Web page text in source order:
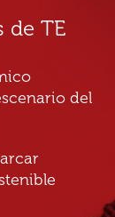
de TE
del